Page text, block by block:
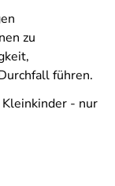
zu
führen.
- nur